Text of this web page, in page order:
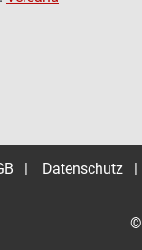
| Datenschutz |
©